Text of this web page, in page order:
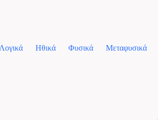
Λογικά Ηθικά Φυσικά Μεταφυσικά